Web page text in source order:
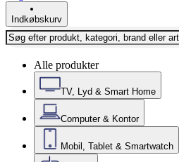
Indkøbskurv
Alle produkter
TV, Lyd & Smart Home
Computer & Kontor
Mobil, Tablet & Smartwatch